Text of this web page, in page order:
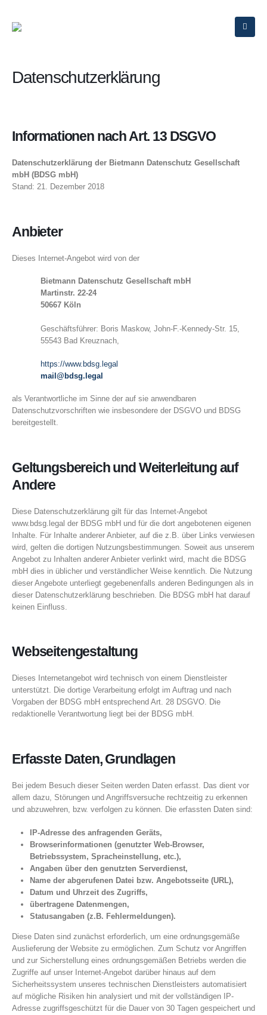
Datenschutzerklärung
Informationen nach Art. 13 DSGVO
Datenschutzerklärung der Bietmann Datenschutz Gesellschaft
mbH (BDSG mbH)
Stand: 21. Dezember 2018
Anbieter
Dieses Internet-Angebot wird von der
Bietmann Datenschutz Gesellschaft mbH
Martinstr. 22-24
50667 Köln
Geschäftsführer: Boris Maskow, John-F.-Kennedy-Str. 15,
55543 Bad Kreuznach,
https://www.bdsg.legal
mail@bdsg.legal
als Verantwortliche im Sinne der auf sie anwendbaren
Datenschutzvorschriften wie insbesondere der DSGVO und BDSG
bereitgestellt.
Geltungsbereich und Weiterleitung auf
Andere
Diese Datenschutzerklärung gilt für das Internet-Angebot
www.bdsg.legal der BDSG mbH und für die dort angebotenen eigenen
Inhalte. Für Inhalte anderer Anbieter, auf die z.B. über Links verwiesen
wird, gelten die dortigen Nutzungsbestimmungen. Soweit aus unserem
Angebot zu Inhalten anderer Anbieter verlinkt wird, macht die BDSG
mbH dies in üblicher und verständlicher Weise kenntlich. Die Nutzung
dieser Angebote unterliegt gegebenenfalls anderen Bedingungen als in
dieser Datenschutzerklärung beschrieben. Die BDSG mbH hat darauf
keinen Einfluss.
Webseitengestaltung
Dieses Internetangebot wird technisch von einem Dienstleister
unterstützt. Die dortige Verarbeitung erfolgt im Auftrag und nach
Vorgaben der BDSG mbH entsprechend Art. 28 DSGVO. Die
redaktionelle Verantwortung liegt bei der BDSG mbH.
Erfasste Daten, Grundlagen
Bei jedem Besuch dieser Seiten werden Daten erfasst. Das dient vor
allem dazu, Störungen und Angriffsversuche rechtzeitig zu erkennen
und abzuwehren, bzw. verfolgen zu können. Die erfassten Daten sind:
IP-Adresse des anfragenden Geräts,
Browserinformationen (genutzter Web-Browser,
Betriebssystem, Spracheinstellung, etc.),
Angaben über den genutzten Serverdienst,
Name der abgerufenen Datei bzw. Angebotsseite (URL),
Datum und Uhrzeit des Zugriffs,
übertragene Datenmengen,
Statusangaben (z.B. Fehlermeldungen).
Diese Daten sind zunächst erforderlich, um eine ordnungsgemäße
Auslieferung der Website zu ermöglichen. Zum Schutz vor Angriffen
und zur Sicherstellung eines ordnungsgemäßen Betriebs werden die
Zugriffe auf unser Internet-Angebot darüber hinaus auf dem
Sicherheitssystem unseres technischen Dienstleisters automatisiert
auf mögliche Risiken hin analysiert und mit der vollständigen IP-
Adresse zugriffsgeschützt für die Dauer von 30 Tagen gespeichert und